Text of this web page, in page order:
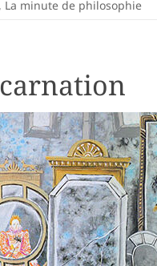
, La minute de philosophie